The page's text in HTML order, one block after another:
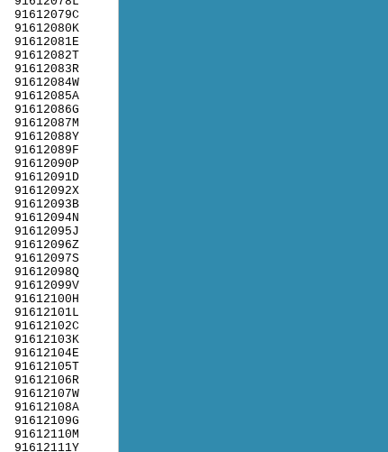
91612079C
91612080K
91612081E
91612082T
91612083R
91612084W
91612085A
91612086G
91612087M
91612088Y
91612089F
91612090P
91612091D
91612092X
91612093B
91612094N
91612095J
91612096Z
91612097S
91612098Q
91612099V
91612100H
91612101L
91612102C
91612103K
91612104E
91612105T
91612106R
91612107W
91612108A
91612109G
91612110M
91612111Y